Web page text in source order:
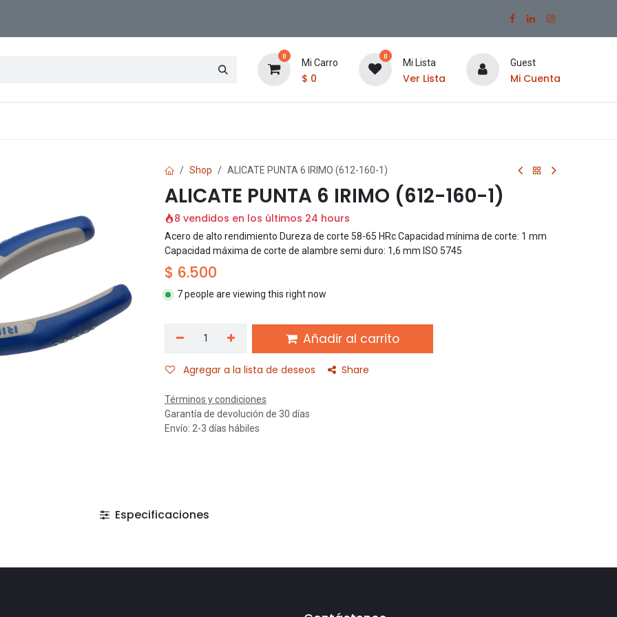
0
Mi Carro
$ 0
0
Mi Lista
Ver Lista
Guest
Mi Cuenta
Shop ALICATE PUNTA 6 IRIMO (612-160-1)
ALICATE PUNTA 6 IRIMO (612-160-1)
8 vendidos en los últimos 24 hours
Acero de alto rendimiento Dureza de corte 58-65 HRc Capacidad mínima de corte: 1 mm
Capacidad máxima de corte de alambre semi duro: 1,6 mm ISO 5745
$ 6.500
7 people are viewing this right now
Añadir al carrito
Agregar a la lista de deseos Share
Términos y condiciones
Garantía de devolución de 30 días
Envío: 2-3 días hábiles
Especificaciones